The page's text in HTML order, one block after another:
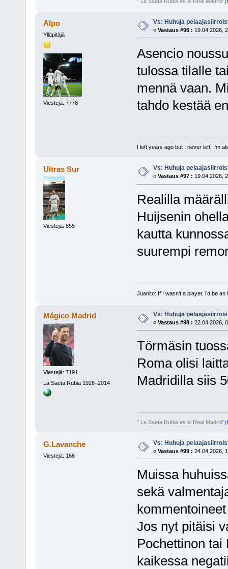
Alpo
Ylläpitäjä
Viestejä: 7778
Vs: Huhuja
« Vastaus #96 : 19.04.2026,
Asencio
tulossa tilalle
mennä vaan.
tahdo kestää
I left years ago but I never left. I'm
Ultras Sur
Viestejä: 855
Vs: Huhuja
« Vastaus #97 : 19.04.2026,
Realilla
Huijsenin
kautta
suurempi
Juanito: If I wasn’t a player, i’d be an
Mágico Madrid
Viestejä: 7191
La Saeta Rubia 1926–2014
Vs: Huhuja
« Vastaus #98 : 22.04.2026,
Törmäsin
Roma olisi
Madridilla siis
" La Saeta Rubia es el Real Madrid"
G.Lavanche
Viestejä: 166
Vs: Huhuja
« Vastaus #99 : 24.04.2026,
Muissa
sekä
Jos nyt pitäisi
Pochettinon
kaikessa